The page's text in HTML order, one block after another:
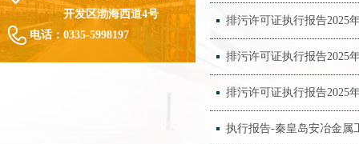
开发区渤海西道4号
电话： 0335-5998197
排污许可证执行报告2025
排污许可证执行报告2025
排污许可证执行报告2025
执行报告-秦皇岛安冶金属